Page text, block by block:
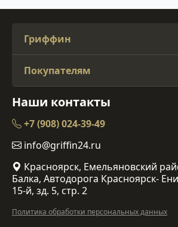
Гриффин
Покупателям
Наши контакты
+7 (908) 024-39-49
info@griffin24.ru
Красноярск, Емельяновский
Балка, Автодорога Красноярск-
15-й, зд. 5, стр. 2
Политика обработки персональных данных